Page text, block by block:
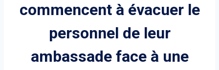
commencent à évacuer le
personnel de leur
ambassade face à une